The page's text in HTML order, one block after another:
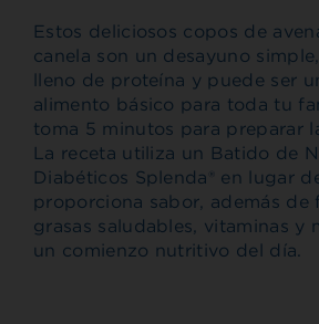
Estos deliciosos copos de
canela son un desayuno
lleno de proteína y puede ser
alimento básico para toda tu
toma 5 minutos para preparar
La receta utiliza un Batido de
Diabéticos Splenda® en lugar
proporciona sabor, además de
grasas saludables, vitaminas y
un comienzo nutritivo del día.